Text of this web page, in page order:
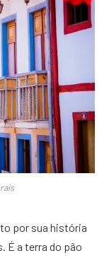
por sua história
É a terra do pão